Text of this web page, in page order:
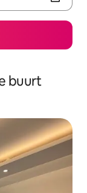
buurt